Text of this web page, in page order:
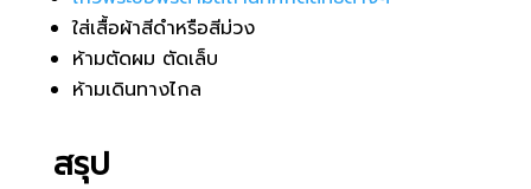
ใส่เสื้อผ้าสีดำหรือสีม่วง
ห้ามตัดผม ตัดเล็บ
ห้ามเดินทางไกล
สรุป